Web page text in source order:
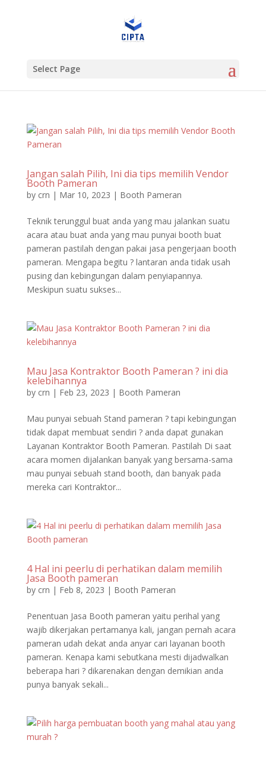
Select Page
Jangan salah Pilih, Ini dia tips memilih Vendor
Booth Pameran
by crn | Mar 10, 2023 | Booth Pameran
Teknik terunggul buat anda yang mau jalankan suatu
acara atau buat anda yang mau punyai booth buat
pameran pastilah dengan pakai jasa pengerjaan booth
pameran. Mengapa begitu ? lantaran anda tidak usah
pusing dan kebingungan dalam penyiapannya.
Meskipun suatu sukses...
Mau Jasa Kontraktor Booth Pameran ? ini dia
kelebihannya
by crn | Feb 23, 2023 | Booth Pameran
Mau punyai sebuah Stand pameran ? tapi kebingungan
tidak dapat membuat sendiri ? anda dapat gunakan
Layanan Kontraktor Booth Pameran. Pastilah Di saat
acara momen dijalankan banyak yang bersama-sama
mau punyai sebuah stand booth, dan banyak pada
mereka cari Kontraktor...
4 Hal ini peerlu di perhatikan dalam memilih
Jasa Booth pameran
by crn | Feb 8, 2023 | Booth Pameran
Penentuan Jasa Booth pameran yaitu perihal yang
wajib dikerjakan pertamanya kali, jangan pernah acara
pameran udah dekat anda anyar cari layanan booth
pameran. Kenapa kami sebutkana mesti dijadwalkan
beberapa hari ? dikarenakan dengan demikian anda
punya banyak sekali...